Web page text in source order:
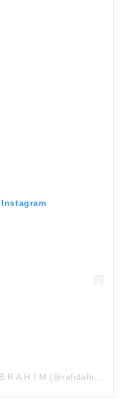
A post shared by R A F I D A H I B R A H I M (@rafidahibrahim)